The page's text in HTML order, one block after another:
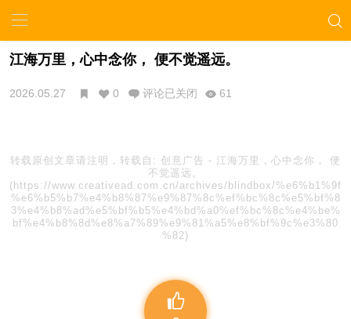
江海万里，心中念你， 便不觉遥远。
2026.05.27 0 评论已关闭 61
转载原创文章请注明，转载自: 创意广告 - 江海万里，心中念你， 便
不觉遥远。
(https://www.creativead.com.cn/archives/blindbox/%e6%b1%9f
%e6%b5%b7%e4%b8%87%e9%87%8c%ef%bc%8c%e5%bf%8
3%e4%b8%ad%e5%bf%b5%e4%bd%a0%ef%bc%8c%e4%be%
bf%e4%b8%8d%e8%a7%89%e9%81%a5%e8%bf%9c%e3%80
%82)